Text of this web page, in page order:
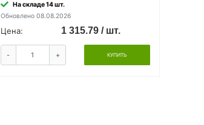
На складе 14 шт.
Обновлено 08.08.2026
Цена: 1 315.79 / шт.
- + КУПИТЬ